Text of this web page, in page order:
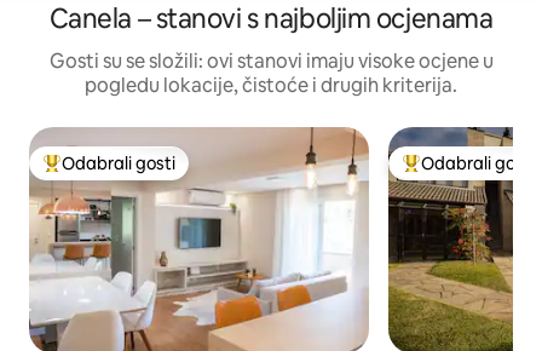
Canela – stanovi s najboljim ocjenama
Gosti su se složili: ovi stanovi imaju visoke ocjene u
pogledu lokacije, čistoće i drugih kriterija.
Među najviše rangiranima s oznakom „Odabrali gosti”
Odabrali gosti Među najviše
Odabrali gosti